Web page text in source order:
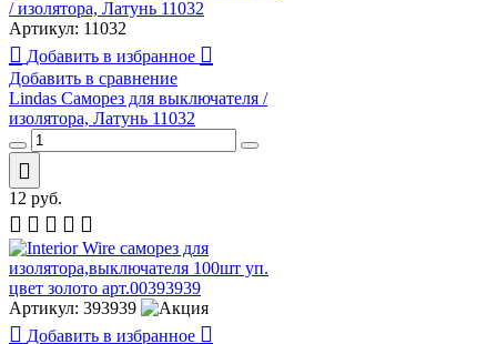
Артикул: 11032
Добавить в избранное
Добавить в сравнение
Lindas Саморез для выключателя /
изолятора, Латунь 11032
12 руб.
Артикул: 393939
Добавить в избранное